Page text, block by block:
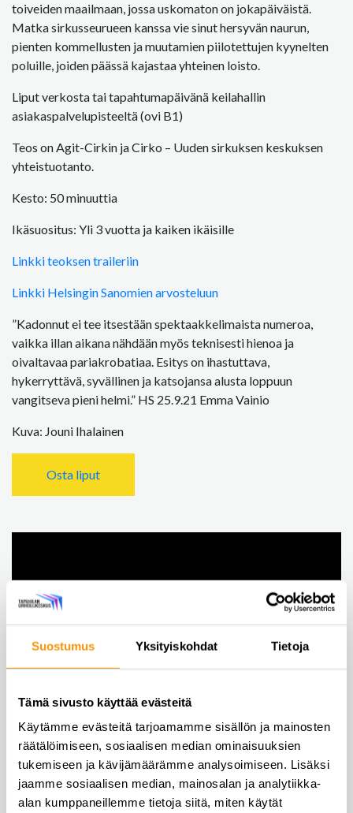
Suostumus Yksityiskohdat Tietoja
Tämä sivusto käyttää evästeitä
Käytämme evästeitä tarjoamamme sisällön ja mainosten
räätälöimiseen, sosiaalisen median ominaisuuksien
tukemiseen ja kävijämäärämme analysoimiseen. Lisäksi
jaamme sosiaalisen median, mainosalan ja analytiikka-
alan kumppaneillemme tietoja siitä, miten käytät
toiveiden maailmaan, jossa uskomaton on jokapäiväistä.
Matka sirkusseurueen kanssa vie sinut hersyvän naurun,
pienten kommellusten ja muutamien piilotettujen kyynelten
poluille, joiden päässä kajastaa yhteinen loisto.
Liput verkosta tai tapahtumapäivänä keilahallin
asiakaspalvelupisteeltä (ovi B1)
Teos on Agit-Cirkin ja Cirko – Uuden sirkuksen keskuksen
yhteistuotanto.
Kesto: 50 minuuttia
Ikäsuositus: Yli 3 vuotta ja kaiken ikäisille
Linkki teoksen traileriin
Linkki Helsingin Sanomien arvosteluun
”Kadonnut ei tee itsestään spektaakkelimaista numeroa,
vaikka illan aikana nähdään myös teknisesti hienoa ja
oivaltavaa pariakrobatiaa. Esitys on ihastuttava,
hykerryttävä, syvällinen ja katsojansa alusta loppuun
vangitseva pieni helmi.” HS 25.9.21 Emma Vainio
Kuva: Jouni Ihalainen
Osta liput